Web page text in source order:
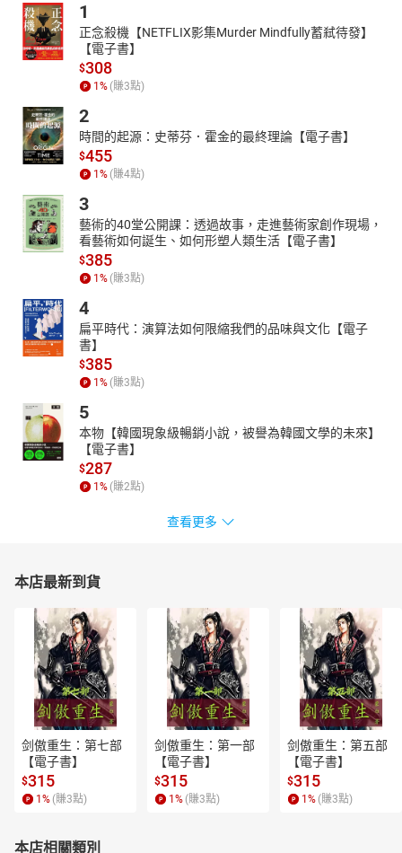
1
正念殺機【NETFLIX影集Murder Mindfully蓄弒待發】
【電子書】
$308
1% (賺3點)
2
時間的起源：史蒂芬．霍金的最終理論【電子書】
$455
1% (賺4點)
3
藝術的40堂公開課：透過故事，走進藝術家創作現場，
看藝術如何誕生、如何形塑人類生活【電子書】
$385
1% (賺3點)
4
扁平時代：演算法如何限縮我們的品味與文化【電子
書】
$385
1% (賺3點)
5
本物【韓國現象級暢銷小說，被譽為韓國文學的未來】
【電子書】
$287
1% (賺2點)
查看更多
本店最新到貨
剑傲重生：第七部
【電子書】
$315
1 % (賺3點)
剑傲重生：第一部
【電子書】
$315
1 % (賺3點)
剑傲重生：第五部
【電子書】
$315
1 % (賺3點)
本店相關類別